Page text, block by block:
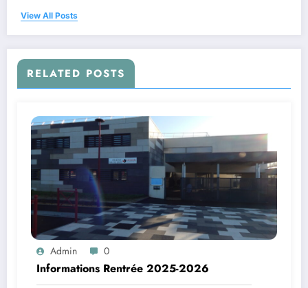
View All Posts
RELATED POSTS
Admin 0
Informations Rentrée 2025-2026